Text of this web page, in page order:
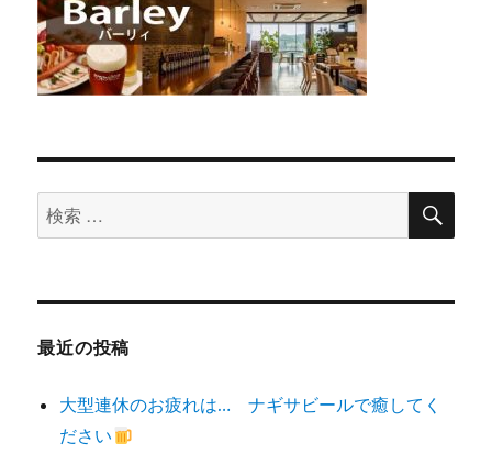
検
索
象:
検
最近の投稿
大型連休のお疲れは… ナギサビールで癒してく
ださい